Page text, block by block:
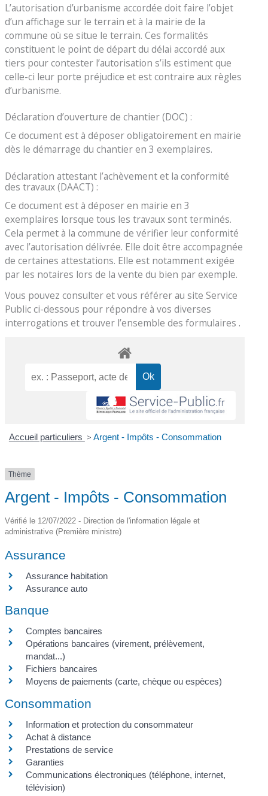
L’autorisation d’urbanisme accordée doit faire l’objet
d’un affichage sur le terrain et à la mairie de la
commune où se situe le terrain. Ces formalités
constituent le point de départ du délai accordé aux
tiers pour contester l’autorisation s’ils estiment que
celle-ci leur porte préjudice et est contraire aux règles
d’urbanisme.
Déclaration d’ouverture de chantier (DOC) :
Ce document est à déposer obligatoirement en mairie
dès le démarrage du chantier en 3 exemplaires.
Déclaration attestant l’achèvement et la conformité
des travaux (DAACT) :
Ce document est à déposer en mairie en 3
exemplaires lorsque tous les travaux sont terminés.
Cela permet à la commune de vérifier leur conformité
avec l’autorisation délivrée. Elle doit être accompagnée
de certaines attestations. Elle est notamment exigée
par les notaires lors de la vente du bien par exemple.
Vous pouvez consulter et vous référer au site Service
Public ci-dessous pour répondre à vos diverses
interrogations et trouver l’ensemble des formulaires .
Accueil particuliers > Argent - Impôts - Consommation
Thème
Argent - Impôts - Consommation
Vérifié le 12/07/2022 - Direction de l'information légale et
administrative (Première ministre)
Assurance
Assurance habitation
Assurance auto
Banque
Comptes bancaires
Opérations bancaires (virement, prélèvement,
mandat...)
Fichiers bancaires
Moyens de paiements (carte, chèque ou espèces)
Consommation
Information et protection du consommateur
Achat à distance
Prestations de service
Garanties
Communications électroniques (téléphone, internet,
télévision)